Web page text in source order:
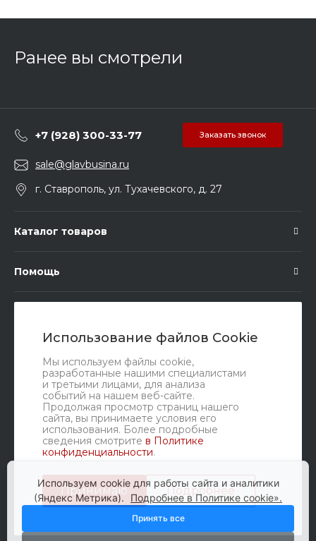
Использование файлов Cookie
Мы используем файлы cookie,
разработанные нашими специалистами
и третьими лицами, для анализа
событий на нашем веб-сайте.
Продолжая просмотр страниц нашего
сайта, вы принимаете условия его
использования. Более подробные
сведения смотрите в Политике
конфиденциальности.
Принимаю Подробнее
Ранее вы смотрели
+7 (928) 300-33-77 Заказать звонок
sale@glavbusina.ru
г. Ставрополь, ул. Тухачевского, д. 27
Каталог товаров
Помощь
Мы в соц. сетях
Используем cookie для работы сайта и аналитики
(Яндекс Метрика). Подробнее в Политике cookie».
Принять все